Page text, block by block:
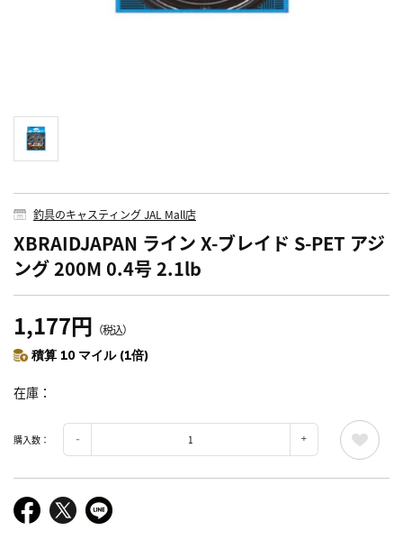
釣具のキャスティング JAL Mall店
XBRAIDJAPAN ライン X-ブレイド S-PET アジ
ング 200M 0.4号 2.1lb
1,177円 （税込）
積算 10 マイル (1倍)
在庫
購入数：